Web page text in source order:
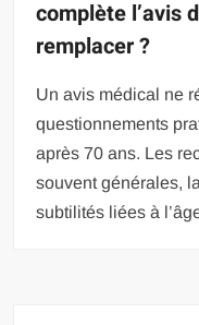
complète l’avis
remplacer ?
Un avis médical ne
questionnements
après 70 ans. Les
souvent générales,
subtilités liées à